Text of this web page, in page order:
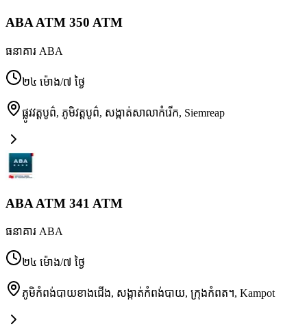
ABA ATM 350 ATM
ធនាគារ ABA
២៤ ម៉ោង/៧ ថ្ងៃ
ផ្លូវវត្តបូព៌, ភូមិវត្តបូព៌, សង្កាត់សាលាកំរើក, Siemreap
ABA ATM 341 ATM
ធនាគារ ABA
២៤ ម៉ោង/៧ ថ្ងៃ
ភូមិកំពង់បាយខាងជើង, សង្កាត់កំពង់បាយ, ក្រុងកំពត។, Kampot